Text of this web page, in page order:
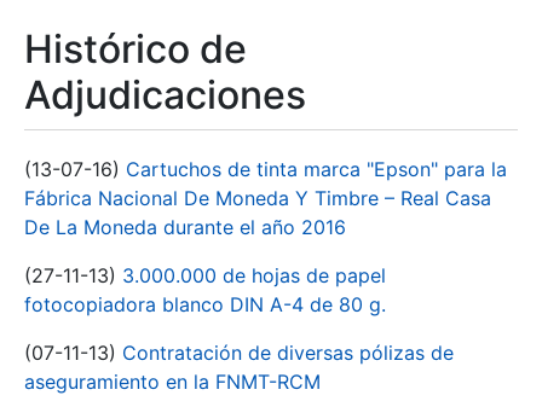
Histórico de
Adjudicaciones
(13-07-16) Cartuchos de tinta marca "Epson" para la
Fábrica Nacional De Moneda Y Timbre – Real Casa
De La Moneda durante el año 2016
(27-11-13) 3.000.000 de hojas de papel
fotocopiadora blanco DIN A-4 de 80 g.
(07-11-13) Contratación de diversas pólizas de
aseguramiento en la FNMT-RCM